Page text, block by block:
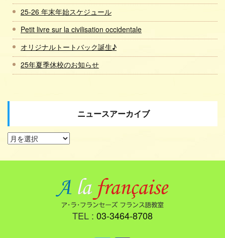
25-26 年末年始スケジュール
Petit livre sur la civilisation occidentale
オリジナルトートバック誕生♪
25年夏季休校のお知らせ
ニュースアーカイブ
TEL : 03-3464-8708